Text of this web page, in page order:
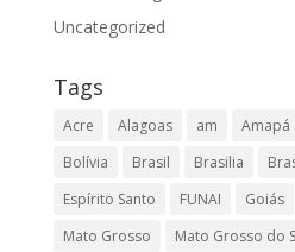
Uncategorized
Tags
Acre Alagoas am Amapá
Bolívia
Brasil Brasilia
Espírito Santo
FUNAI Goiás
Mato Grosso
Mato Grosso do